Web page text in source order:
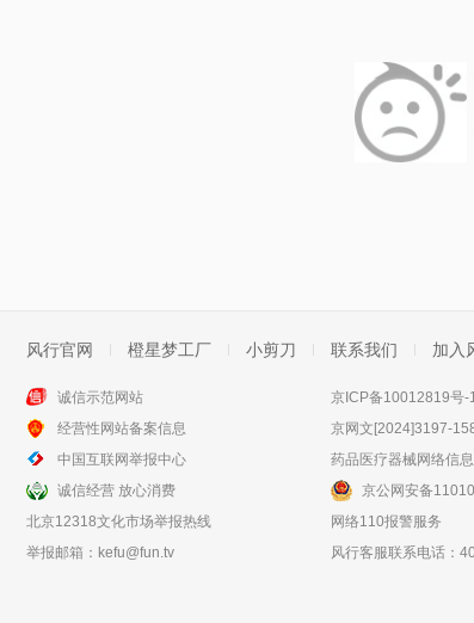
风行官网 橙星梦工厂 小剪刀 联系我们 加入
诚信示范网站
经营性网站备案信息
中国互联网举报中心
诚信经营 放心消费
北京12318文化市场举报热线
举报邮箱： kefu@fun.tv
京ICP备10012819号-
京网文[2024]3197-
药品医疗器械网络信
京公网安备
网络110报警服务
风行客服联系电话：